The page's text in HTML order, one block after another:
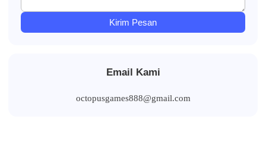
Kirim Pesan
Email Kami
octopusgames888@gmail.com